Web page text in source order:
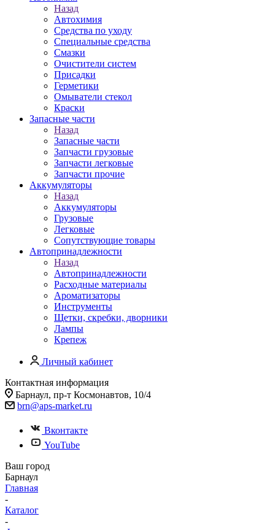
Назад
Автохимия
Средства по уходу
Специальные средства
Смазки
Очистители систем
Присадки
Герметики
Омыватели стекол
Краски
Запасные части
Назад
Запасные части
Запчасти грузовые
Запчасти легковые
Запчасти прочие
Аккумуляторы
Назад
Аккумуляторы
Грузовые
Легковые
Сопутствующие товары
Автопринадлежности
Назад
Автопринадлежности
Расходные материалы
Ароматизаторы
Инструменты
Щетки, скребки, дворники
Лампы
Крепеж
Личный кабинет
Контактная информация
Барнаул, пр-т Космонавтов, 10/4
brn@aps-market.ru
Вконтакте
YouTube
Ваш город
Барнаул
Главная
-
Каталог
-